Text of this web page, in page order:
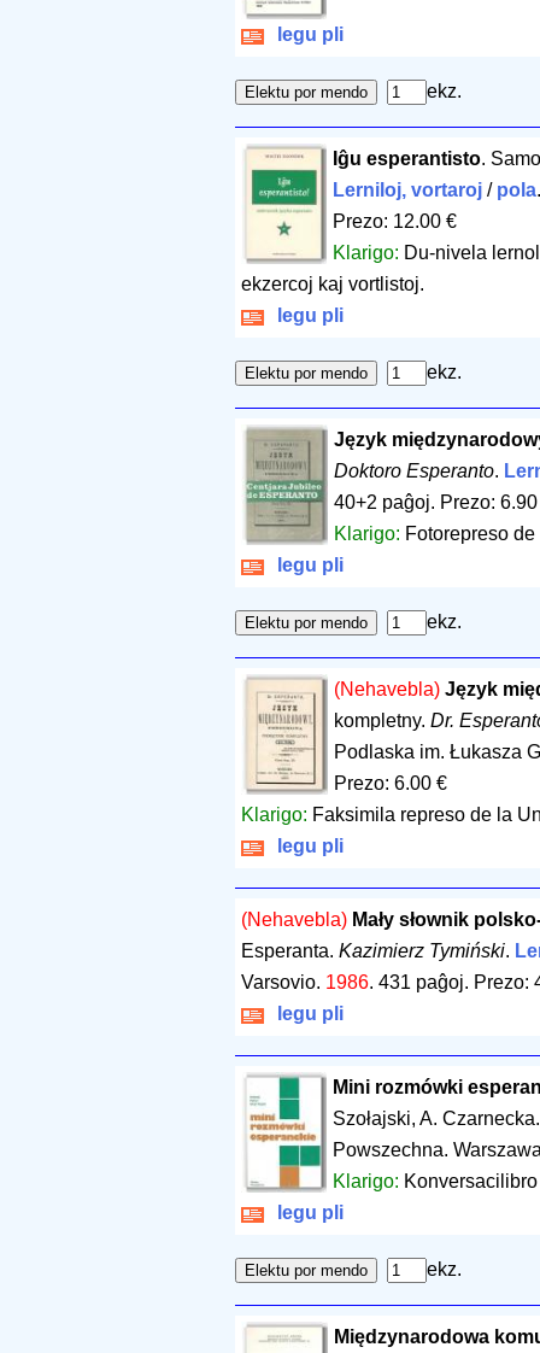
legu pli
ekz.
Iĝu esperantisto.
Lerniloj, vortaroj/ pola
Prezo: 12.00 €
Klarigo: Du-nivela
ekzercoj kaj vortlistoj.
legu pli
ekz.
Język
Doktoro Esperanto.
40+2 paĝoj. Prezo:
Klarigo: Fotorepreso
legu pli
ekz.
(Nehavebla) Język
kompletny. Dr.
Podlaska im. Łukasza
Prezo: 6.00 €
Klarigo: Faksimila represo de la
legu pli
(Nehavebla) Mały słownik
Esperanta. Kazimierz Tymiński.
Varsovio. 1986. 431 paĝoj. Prezo:
legu pli
Mini rozmówki
Szołajski, A.
Powszechna.
Klarigo:
legu pli
ekz.
Międzynarodowa